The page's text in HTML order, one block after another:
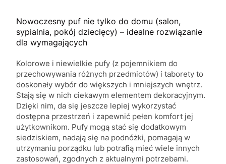
Nowoczesny puf nie tylko do domu (salon,
sypialnia, pokój dziecięcy) – idealne rozwiązanie
dla wymagających
Kolorowe i niewielkie pufy (z pojemnikiem do
przechowywania różnych przedmiotów) i taborety to
doskonały wybór do większych i mniejszych wnętrz.
Stają się w nich ciekawym elementem dekoracyjnym.
Dzięki nim, da się jeszcze lepiej wykorzystać
dostępna przestrzeń i zapewnić pełen komfort jej
użytkownikom. Pufy mogą stać się dodatkowym
siedziskiem, nadają się na podnóżki, pomagają w
utrzymaniu porządku lub potrafią mieć wiele innych
zastosowań, zgodnych z aktualnymi potrzebami.